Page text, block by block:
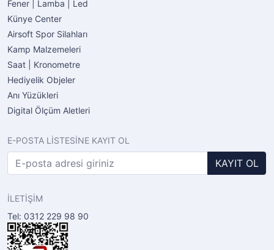
Fener | Lamba | Led
Künye Center
Airsoft Spor Silahları
Kamp Malzemeleri
Saat | Kronometre
Hediyelik Objeler
Anı Yüzükleri
Digital Ölçüm Aletleri
E-POSTA LİSTESİNE KAYIT OL
KAYIT OL
İLETİŞİM
Tel: 0312 229 98 90